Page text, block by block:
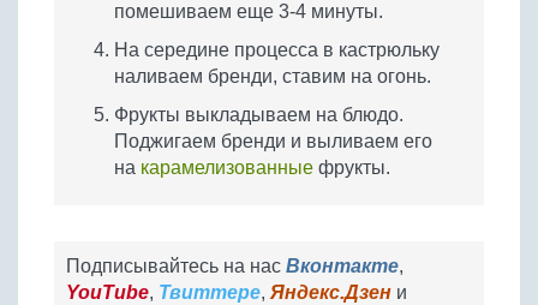
помешиваем еще 3-4 минуты.
На середине процесса в кастрюльку
наливаем бренди, ставим на огонь.
Фрукты выкладываем на блюдо.
Поджигаем бренди и выливаем его
на карамелизованные фрукты.
Подписывайтесь на нас Вконтакте,
YouTube, Твиттере, Яндекс.Дзен и